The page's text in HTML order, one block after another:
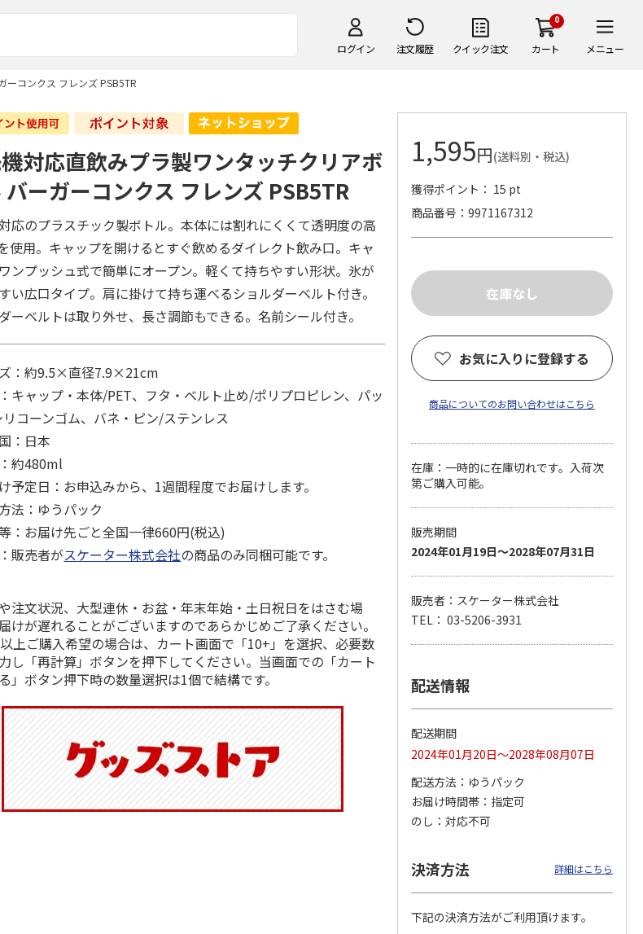
ログイン 注文履歴 クイック注文
0
カート メニュー
ーコンクス フレンズ PSB5TR
抗菌食洗機対応 ふ
わっと弁当箱 530ml
マスコット入りドリ
ンクボトル ハロー
陶器ダイカットマグ
カップ ポムポムプ
コーデュロイ生地ラ
ンチバッグ ハロー
ふわっとフタタイト
ランチボックス角型
パペットスンスン
1,485円
(送料別・税込)
4,510円
(送料別・税込)
対応直飲みプラ製ワンタッチクリアボ
バーガーコンクス フレンズ PSB5TR
応のプラスチック製ボトル。本体には割れにくくて透明度の高
使用。キャップを開けるとすぐ飲めるダイレクト飲み口。キャ
ンプッシュ式で簡単にオープン。軽くて持ちやすい形状。氷が
い広口タイプ。肩に掛けて持ち運べるショルダーベルト付き。
ーベルトは取り外せ、長さ調節もできる。名前シール付き。
：約9.5×直径7.9×21cm
キャップ・本体/PET、フタ・ベルト止め/ポリプロピレン、パッ
コーンゴム、バネ・ピン/ステンレス
：日本
約480ml
予定日：お申込みから、1週間程度でお届けします。
法：ゆうパック
：お届け先ごと全国一律660円(税込)
販売者がスケーター株式会社の商品のみ同梱可能です。
注文状況、大型連休・お盆・年末年始・土日祝日をはさむ場
けが遅れることがございますのであらかじめご了承ください。
上ご購入希望の場合は、カート画面で「10+」を選択、必要数
し「再計算」ボタンを押下してください。当画面での「カート
」ボタン押下時の数量選択は1個で結構です。
1,595円(送料別・税込)
獲得ポイント： 15 pt
商品番号
9971167312
お気に入りに登録する
商品についてのお問い合わせはこちら
在庫：一時的に在庫切れです。入荷次
第ご購入可能。
販売期間
2024年01月19日～2028年07月31日
販売者：スケーター株式会社
TEL： 03-5206-3931
配送情報
配送期間
2024年01月20日～2028年08月07日
配送方法
ゆうパック
お届け時間帯
指定可
のし
対応不可
決済方法 詳細はこちら
下記の決済方法がご利用頂けます。